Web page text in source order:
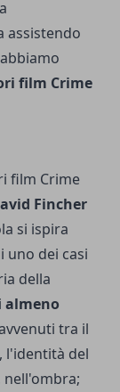
assistendo
film Crime
film Crime
Fincher
si ispira
uno dei casi
della
almeno
tra il
l'identità del